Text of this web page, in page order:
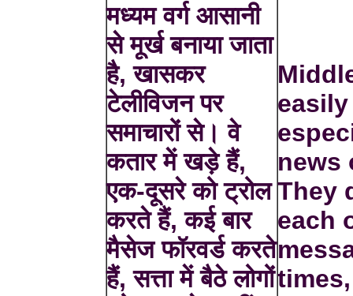
मध्यम वर्ग आसानी
से मूर्ख बनाया जाता
है, खासकर
टेलीविजन पर
समाचारों से। वे
कतार में खड़े हैं,
एक-दूसरे को ट्रोल
करते हैं, कई बार
मैसेज फॉरवर्ड करते
हैं, सत्ता में बैठे लोगों
news
They
each